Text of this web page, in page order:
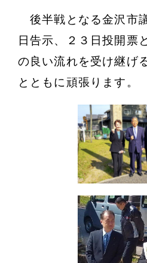
後半戦となる金沢市
日告示、２３日投開票
の良い流れを受け継げ
とともに頑張ります。